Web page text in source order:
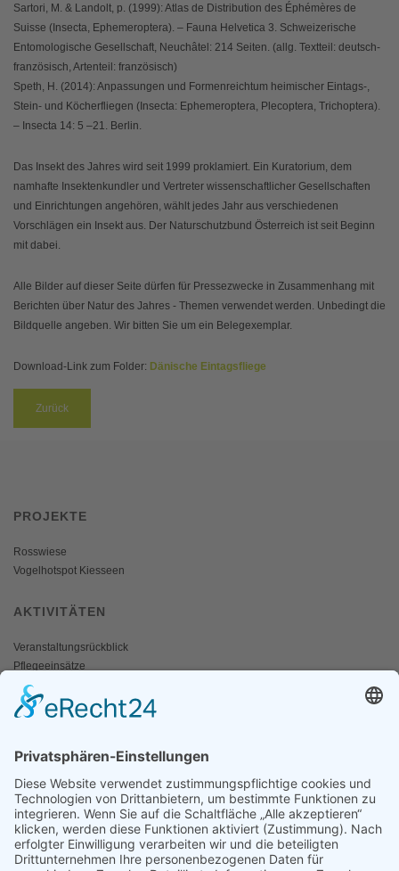
Sartori, M. & Landolt, p. (1999): Atlas de Distribution des Éphémères de
Suisse (Insecta, Ephemeroptera). – Fauna Helvetica 3. Schweizerische
Entomologische Gesellschaft, Neuchâtel: 214 Seiten. (allg. Textteil: deutsch-
französisch, Artenteil: französisch)
Speth, H. (2014): Anpassungen und Formenreichtum heimischer Eintags-,
Stein- und Köcherfliegen (Insecta: Ephemeroptera, Plecoptera, Trichoptera).
– Insecta 14: 5 –21. Berlin.
Das Insekt des Jahres wird seit 1999 proklamiert. Ein Kuratorium, dem
namhafte Insektenkundler und Vertreter wissenschaftlicher Gesellschaften
und Einrichtungen angehören, wählt jedes Jahr aus verschiedenen
Vorschlägen ein Insekt aus. Der Naturschutzbund Österreich ist seit Beginn
mit dabei.
Alle Bilder auf dieser Seite dürfen für Pressezwecke in Zusammenhang mit
Berichten über Natur des Jahres - Themen verwendet werden. Unbedingt die
Bildquelle angeben. Wir bitten Sie um ein Belegexemplar.
Download-Link zum Folder: Dänische Eintagsfliege
Zurück
PROJEKTE
Rosswiese
Vogelhotspot Kiesseen
AKTIVITÄTEN
Veranstaltungsrückblick
Pflegeeinsätze
AKTIV WERDEN
Mitgliedschaft
Spenden
SERVICE
Shop